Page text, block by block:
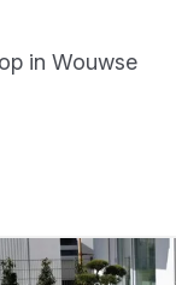
in Wouwse